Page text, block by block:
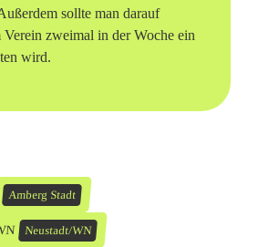
sollte man darauf
Verein zweimal in der Woche ein
wird.
Amberg Stadt
Neustadt/WN